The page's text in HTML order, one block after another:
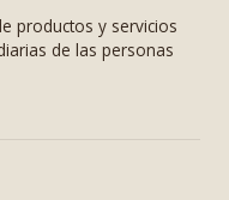
productos y servicios
de las personas